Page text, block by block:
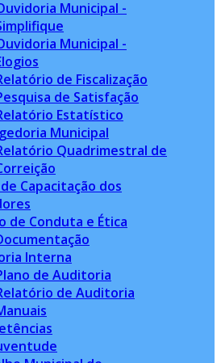
Municipal -
Municipal -
de Fiscalização
de Satisfação
Estatístico
Municipal
Quadrimestral de
Capacitação dos
de Conduta e Ética
Interna
de Auditoria
de Auditoria